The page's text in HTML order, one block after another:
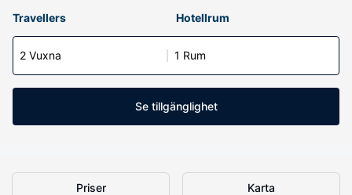
Travellers Hotellrum
2 Vuxna 1 Rum
Se tillgänglighet
Priser Karta